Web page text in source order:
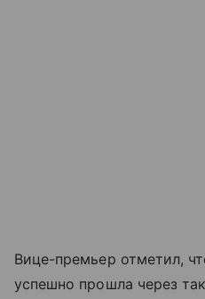
Вице-премьер отметил,
успешно прошла через